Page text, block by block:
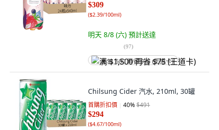
$309
($2.39/100ml)
明天 8/8 (六) 預計送達
(97)
满 $1,500 再省 $75 (王道卡)
Chilsung Cider 汽水, 210ml, 30罐
首購折扣價 40%$491
$294
($4.67/100ml)